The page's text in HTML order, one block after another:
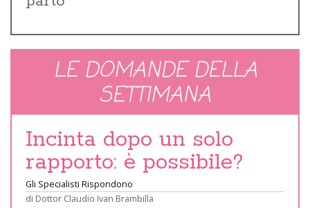
LE DOMANDE DELLA
SETTIMANA
Incinta dopo un solo
rapporto: è possibile?
Gli Specialisti Rispondono
di Dottor Claudio Ivan Brambilla